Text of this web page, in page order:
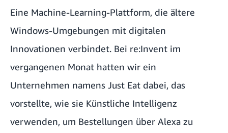
Eine Machine-Learning-Plattform, die ältere
Windows-Umgebungen mit digitalen
Innovationen verbindet. Bei re:Invent im
vergangenen Monat hatten wir ein
Unternehmen namens Just Eat dabei, das
vorstellte, wie sie Künstliche Intelligenz
verwenden, um Bestellungen über Alexa zu